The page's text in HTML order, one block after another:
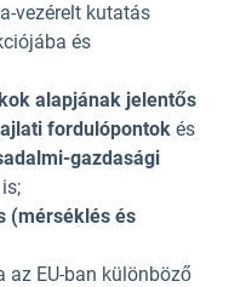
vezérelt kutatás
és
alapjának jelentős
fordulópontok és
gazdasági
is;
(mérséklés és
az EU-ban különböző